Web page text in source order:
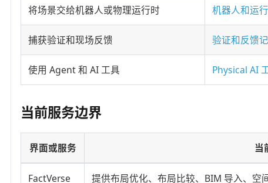
将场景交给机器人或物理运行时 机器人和运
捕获验证和现场反馈 验证和反馈
使用 Agent 和 AI 工具 Physical AI
当前服务边界
界面或服务 当
FactVerse
提供布局优化、布局比较、BIM 导入、空